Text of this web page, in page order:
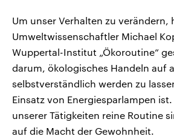
Um unser Verhalten zu verändern,
Umweltwissenschaftler Michael
Wuppertal-Institut „Ökoroutine“
darum, ökologisches Handeln auf
selbstverständlich werden zu
Einsatz von Energiesparlampen
unserer Tätigkeiten reine Routine
auf die Macht der Gewohnheit.